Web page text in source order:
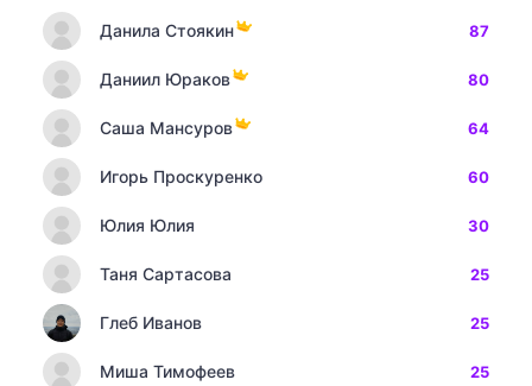
Данила Стоякин 87
Даниил Юраков 80
Саша Мансуров 64
Игорь Проскуренко 60
Юлия Юлия 30
Таня Сартасова 25
Глеб Иванов 25
Миша Тимофеев 25